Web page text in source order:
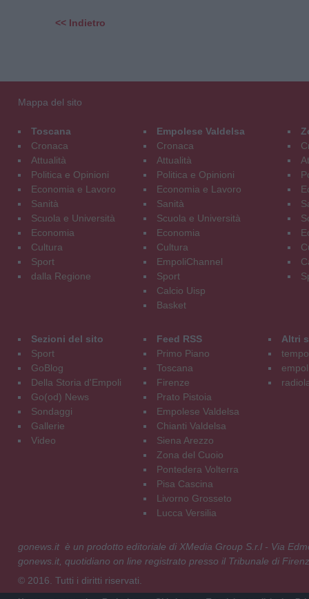
<< Indietro
Mappa del sito
Toscana
Cronaca
Attualità
Politica e Opinioni
Economia e Lavoro
Sanità
Scuola e Università
Economia
Cultura
Sport
dalla Regione
Empolese Valdelsa
Cronaca
Attualità
Politica e Opinioni
Economia e Lavoro
Sanità
Scuola e Università
Economia
Cultura
EmpoliChannel
Sport
Calcio Uisp
Basket
Sezioni del sito
Sport
GoBlog
Della Storia d'Empoli
Go(od) News
Sondaggi
Gallerie
Video
Feed RSS
Primo Piano
Toscana
Firenze
Prato Pistoia
Empolese Valdelsa
Chianti Valdelsa
Siena Arezzo
Zona del Cuoio
Pontedera Volterra
Pisa Cascina
Livorno Grosseto
Lucca Versilia
Altri
gonews.it è un prodotto editoriale di XMedia Group S.r.l - Via
gonews.it, quotidiano on line registrato presso il Tribunale di
© 2016. Tutti i diritti riservati.